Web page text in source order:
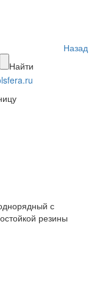
Назад
Найти
с
резины